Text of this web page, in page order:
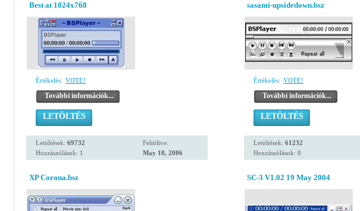
Best at 1024x768
Értékelés: VOTE!
További információk...
LETÖLTÉS
Letöltések: 69732
Hozzászólások: 1
Feltöltve:
May 10, 2006
sasami-upsidedown.bsz
Értékelés: VOTE!
További információk...
LETÖLTÉS
Letöltések: 61232
Hozzászólások: 0
XP Corona.bsz SC-3 V1.02 19 May 2004